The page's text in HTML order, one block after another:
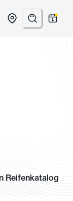
Reifenkatalog